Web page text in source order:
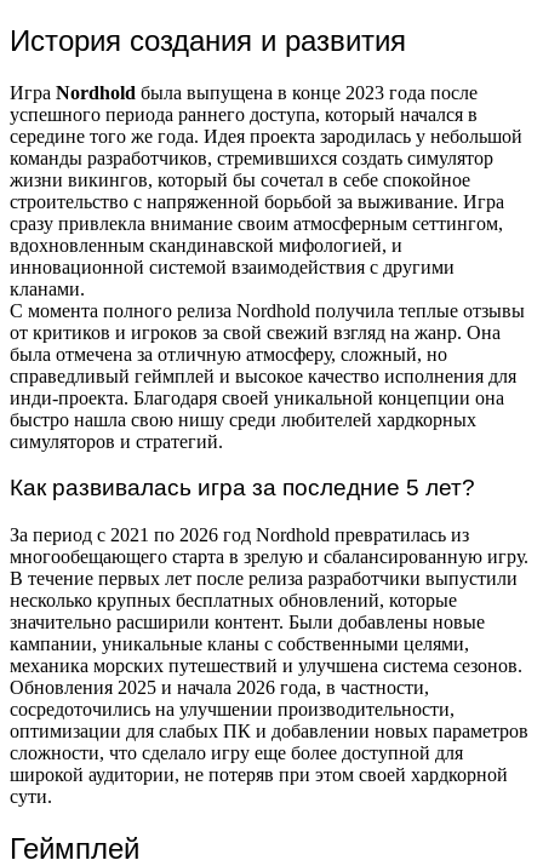
История создания и развития
Игра Nordhold была выпущена в конце 2023 года после
успешного периода раннего доступа, который начался в
середине того же года. Идея проекта зародилась у небольшой
команды разработчиков, стремившихся создать симулятор
жизни викингов, который бы сочетал в себе спокойное
строительство с напряженной борьбой за выживание. Игра
сразу привлекла внимание своим атмосферным сеттингом,
вдохновленным скандинавской мифологией, и
инновационной системой взаимодействия с другими
кланами.
С момента полного релиза Nordhold получила теплые отзывы
от критиков и игроков за свой свежий взгляд на жанр. Она
была отмечена за отличную атмосферу, сложный, но
справедливый геймплей и высокое качество исполнения для
инди-проекта. Благодаря своей уникальной концепции она
быстро нашла свою нишу среди любителей хардкорных
симуляторов и стратегий.
Как развивалась игра за последние 5 лет?
За период с 2021 по 2026 год Nordhold превратилась из
многообещающего старта в зрелую и сбалансированную игру.
В течение первых лет после релиза разработчики выпустили
несколько крупных бесплатных обновлений, которые
значительно расширили контент. Были добавлены новые
кампании, уникальные кланы с собственными целями,
механика морских путешествий и улучшена система сезонов.
Обновления 2025 и начала 2026 года, в частности,
сосредоточились на улучшении производительности,
оптимизации для слабых ПК и добавлении новых параметров
сложности, что сделало игру еще более доступной для
широкой аудитории, не потеряв при этом своей хардкорной
сути.
Геймплей